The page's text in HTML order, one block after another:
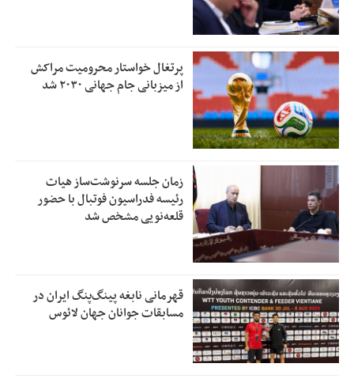
پرتغال خواستار محرومیت مراکش
از میزبانی جام جهانی ۲۰۳۰ شد
زمان جلسه سرنوشت‌ساز هیات
رئیسه فدراسیون فوتبال با حضور
قلعه‌نویی مشخص شد
قهرمانی نابغه پینگ‌پنگ ایران در
مسابقات جوانان جهان لائوس